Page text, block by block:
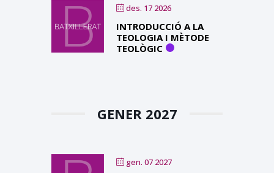
des. 17 2026
INTRODUCCIÓ A LA
TEOLOGIA I MÈTODE
TEOLÒGIC
GENER 2027
gen. 07 2027